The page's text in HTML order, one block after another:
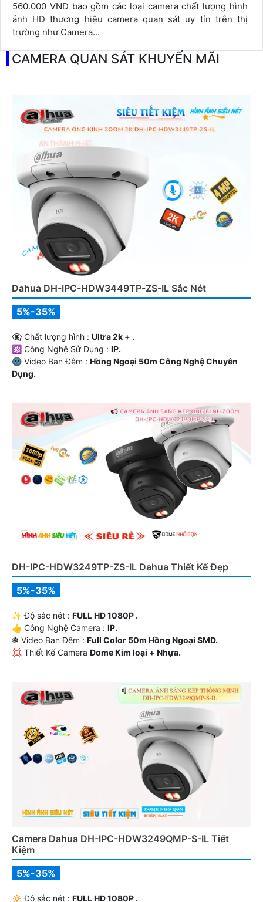
560.000 VNĐ bao gồm các loại camera chất lượng hình
ảnh HD thương hiệu camera quan sát uy tín trên thị
trường như Camera...
CAMERA QUAN SÁT KHUYẾN MÃI
Dahua DH-IPC-HDW3449TP-ZS-IL Sắc Nét
5%-35%
👁️‍🗨 Chất lượng hình : Ultra 2k + .
⚛️ Công Nghệ Sử Dụng : IP.
🌚 Video Ban Đêm : Hồng Ngoại 50m Công Nghệ Chuyên
Dụng.
DH-IPC-HDW3249TP-ZS-IL Dahua Thiết Kế Đẹp
5%-35%
✨ Độ sắc nét : FULL HD 1080P .
👍 Công Nghệ Camera : IP.
❃ Video Ban Đêm : Full Color 50m Hồng Ngoại SMD.
💢 Thiết Kế Camera Dome Kim loại + Nhựa.
Camera Dahua DH-IPC-HDW3249QMP-S-IL Tiết
Kiệm
5%-35%
🔅 Độ sắc nét : FULL HD 1080P .